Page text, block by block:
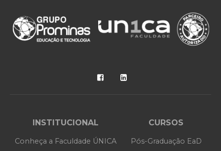
INSTITUCIONAL
Conheça a Faculdade ÚNICA
CURSOS
Pós-Graduação EaD